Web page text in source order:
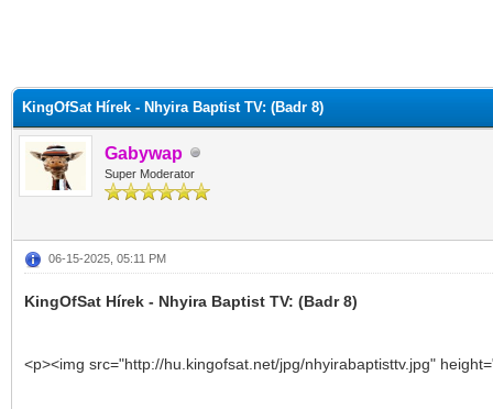
KingOfSat Hírek - Nhyira Baptist TV: (Badr 8)
Gabywap
Super Moderator
06-15-2025, 05:11 PM
KingOfSat Hírek - Nhyira Baptist TV: (Badr 8)
<p><img src="http://hu.kingofsat.net/jpg/nhyirabaptisttv.jpg"